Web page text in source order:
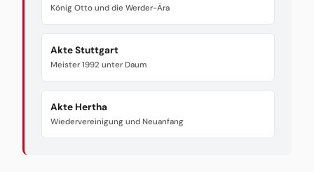
König Otto und die Werder-Ära
Akte Stuttgart
Meister 1992 unter Daum
Akte Hertha
Wiedervereinigung und Neuanfang